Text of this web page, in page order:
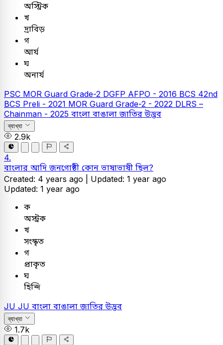
অস্ট্রিক
খ
দ্রাবিড়
গ
আর্য
ঘ
অনার্য
PSC MOR Guard Grade-2 DGFP AFPO - 2016 BCS 42nd
BCS Preli - 2021 MOR Guard Grade-2 - 2022 DLRS –
Chainman - 2025 বাংলা বাঙালা জাতির উদ্ভব
ব্যাখ্যা
2.9k
4.
বাংলার আদি জনগোষ্ঠী কোন ভাষাভাষী ছিল?
Created: 4 years ago | Updated: 1 year ago
Updated: 1 year ago
ক
অস্ট্রক
খ
সংস্কৃত
গ
প্রাকৃত
ঘ
হিন্দি
JU JU বাংলা বাঙালা জাতির উদ্ভব
ব্যাখ্যা
1.7k